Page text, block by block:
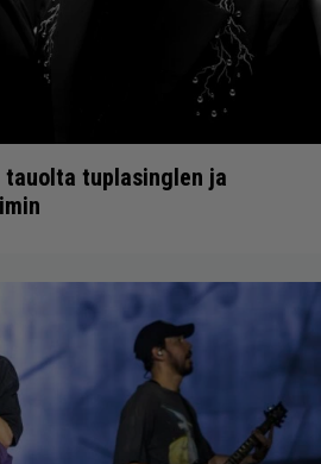
tauolta tuplasinglen ja